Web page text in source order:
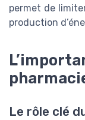
permet de
production
Le rôle clé